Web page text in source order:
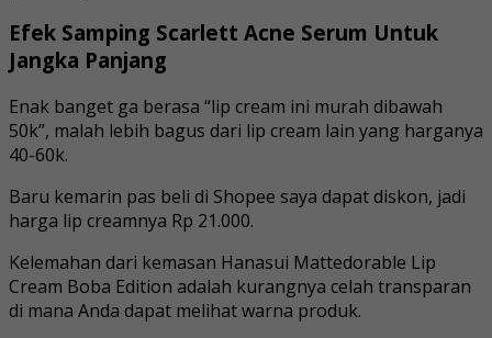
Efek Samping Scarlett Acne Serum Untuk
Jangka Panjang
Enak banget ga berasa “lip cream ini murah dibawah
50k”, malah lebih bagus dari lip cream lain yang harganya
40-60k.
Baru kemarin pas beli di Shopee saya dapat diskon, jadi
harga lip creamnya Rp 21.000.
Kelemahan dari kemasan Hanasui Mattedorable Lip
Cream Boba Edition adalah kurangnya celah transparan
di mana Anda dapat melihat warna produk.